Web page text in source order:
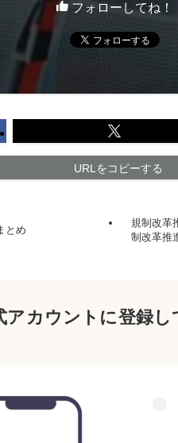
フォローしてね！
URLをコピーする
とめ
規制改革
制改革推
アカウントに登録し